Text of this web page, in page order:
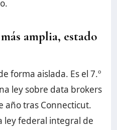
amplia, estado
forma aislada. Es el 7.º
ley sobre data brokers
año tras Connecticut.
ley federal integral de